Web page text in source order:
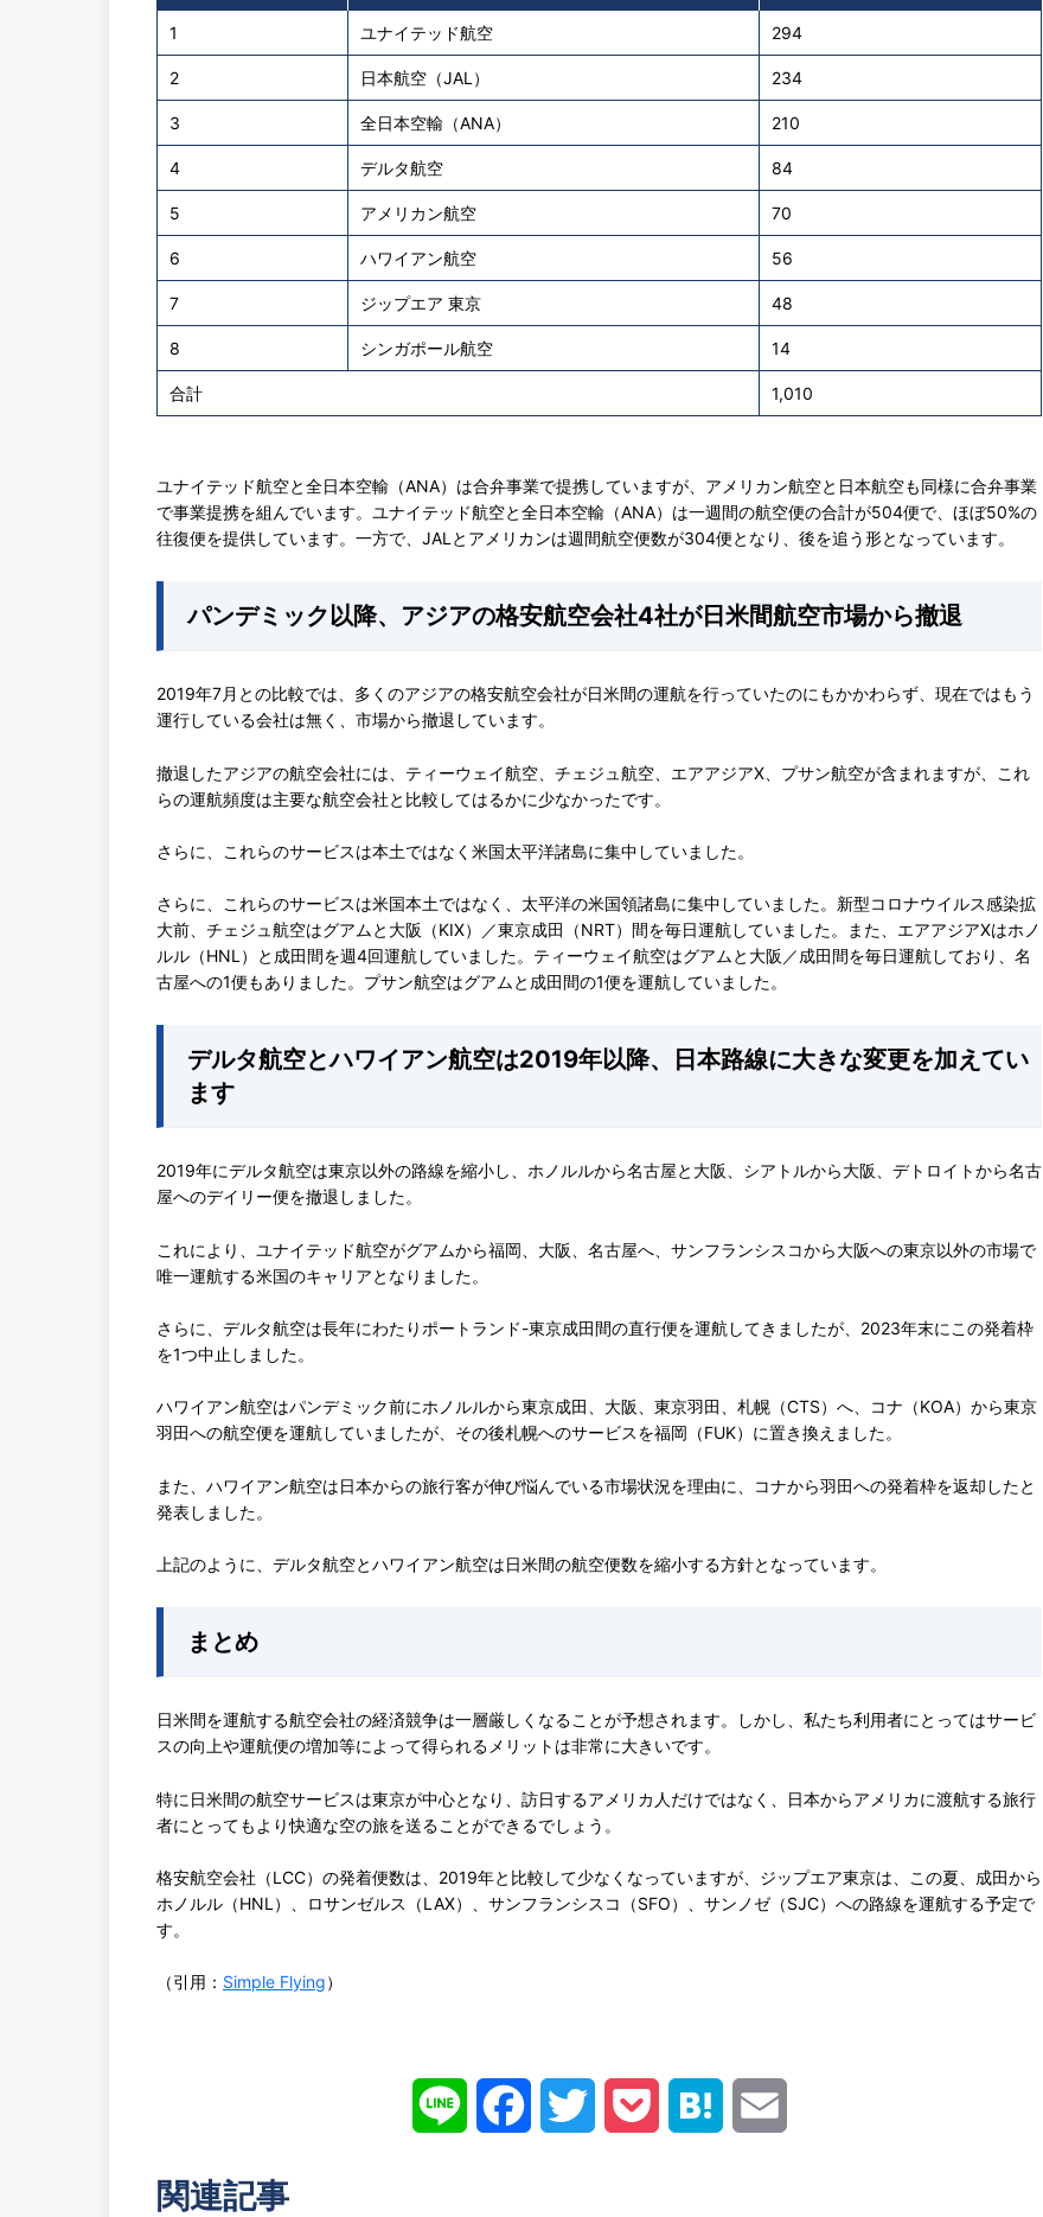
1 ユナイテッド航空 294
2 日本航空（JAL） 234
3 全日本空輸（ANA） 210
4 デルタ航空 84
5 アメリカン航空 70
6 ハワイアン航空 56
7 ジップエア 東京 48
8 シンガポール航空 14
合計 1,010
ユナイテッド航空と全日本空輸（ANA）は合弁事業で提携していますが、アメリカン航空と日本航空も同様に合弁事業
で事業提携を組んでいます。ユナイテッド航空と全日本空輸（ANA）は一週間の航空便の合計が504便で、ほぼ50%の
往復便を提供しています。一方で、JALとアメリカンは週間航空便数が304便となり、後を追う形となっています。
パンデミック以降、アジアの格安航空会社4社が日米間航空市場から撤退
2019年7月との比較では、多くのアジアの格安航空会社が日米間の運航を行っていたのにもかかわらず、現在ではもう
運行している会社は無く、市場から撤退しています。
撤退したアジアの航空会社には、ティーウェイ航空、チェジュ航空、エアアジアX、プサン航空が含まれますが、これ
らの運航頻度は主要な航空会社と比較してはるかに少なかったです。
さらに、これらのサービスは本土ではなく米国太平洋諸島に集中していました。
さらに、これらのサービスは米国本土ではなく、太平洋の米国領諸島に集中していました。新型コロナウイルス感染拡
大前、チェジュ航空はグアムと大阪（KIX）／東京成田（NRT）間を毎日運航していました。また、エアアジアXはホノ
ルル（HNL）と成田間を週4回運航していました。ティーウェイ航空はグアムと大阪／成田間を毎日運航しており、名
古屋への1便もありました。プサン航空はグアムと成田間の1便を運航していました。
デルタ航空とハワイアン航空は2019年以降、日本路線に大きな変更を加えてい
ます
2019年にデルタ航空は東京以外の路線を縮小し、ホノルルから名古屋と大阪、シアトルから大阪、デトロイトから名古
屋へのデイリー便を撤退しました。
これにより、ユナイテッド航空がグアムから福岡、大阪、名古屋へ、サンフランシスコから大阪への東京以外の市場で
唯一運航する米国のキャリアとなりました。
さらに、デルタ航空は長年にわたりポートランド-東京成田間の直行便を運航してきましたが、2023年末にこの発着枠
を1つ中止しました。
ハワイアン航空はパンデミック前にホノルルから東京成田、大阪、東京羽田、札幌（CTS）へ、コナ（KOA）から東京
羽田への航空便を運航していましたが、その後札幌へのサービスを福岡（FUK）に置き換えました。
また、ハワイアン航空は日本からの旅行客が伸び悩んでいる市場状況を理由に、コナから羽田への発着枠を返却したと
発表しました。
上記のように、デルタ航空とハワイアン航空は日米間の航空便数を縮小する方針となっています。
まとめ
日米間を運航する航空会社の経済競争は一層厳しくなることが予想されます。しかし、私たち利用者にとってはサービ
スの向上や運航便の増加等によって得られるメリットは非常に大きいです。
特に日米間の航空サービスは東京が中心となり、訪日するアメリカ人だけではなく、日本からアメリカに渡航する旅行
者にとってもより快適な空の旅を送ることができるでしょう。
格安航空会社（LCC）の発着便数は、2019年と比較して少なくなっていますが、ジップエア東京は、この夏、成田から
ホノルル（HNL）、ロサンゼルス（LAX）、サンフランシスコ（SFO）、サンノゼ（SJC）への路線を運航する予定で
す。
（引用： Simple Flying）
関連記事